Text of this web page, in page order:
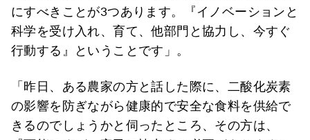
にすべきことが3つあります。『イノベーションと
科学を受け入れ、育て、他部門と協力し、今すぐ
行動する』ということです」。
「昨日、ある農家の方と話した際に、二酸化炭素
の影響を防ぎながら健康的で安全な食料を供給で
きるのでしょうかと伺ったところ、その方は、